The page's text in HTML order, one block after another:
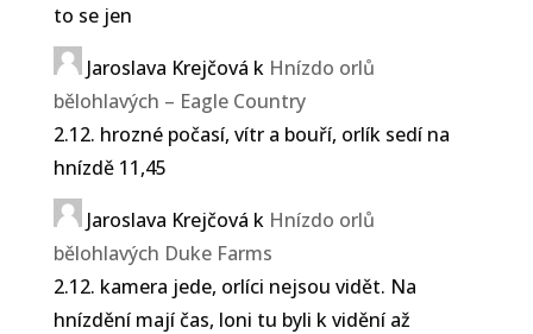
to se jen
Jaroslava Krejčová k Hnízdo orlů
bělohlavých – Eagle Country
2.12. hrozné počasí, vítr a bouří, orlík sedí na
hnízdě 11,45
Jaroslava Krejčová k Hnízdo orlů
bělohlavých Duke Farms
2.12. kamera jede, orlíci nejsou vidět. Na
hnízdění mají čas, loni tu byli k vidění až